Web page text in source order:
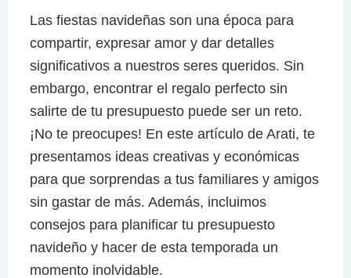
Las fiestas navideñas son una época para
compartir, expresar amor y dar detalles
significativos a nuestros seres queridos. Sin
embargo, encontrar el regalo perfecto sin
salirte de tu presupuesto puede ser un reto.
¡No te preocupes! En este artículo de Arati, te
presentamos ideas creativas y económicas
para que sorprendas a tus familiares y amigos
sin gastar de más. Además, incluimos
consejos para planificar tu presupuesto
navideño y hacer de esta temporada un
momento inolvidable.